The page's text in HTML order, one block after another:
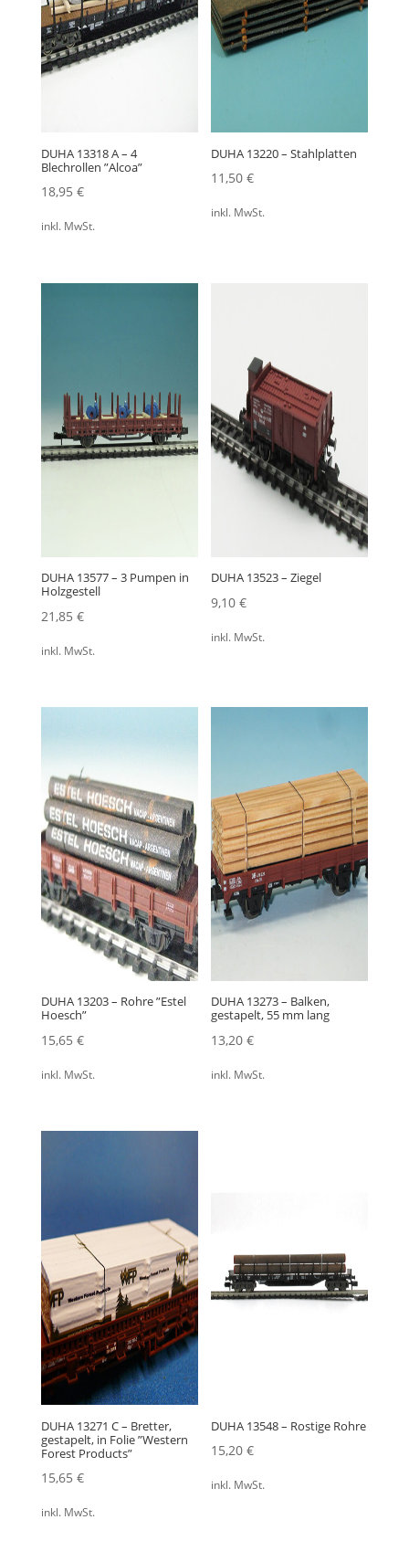
DUHA 13318 A – 4
Blechrollen ”Alcoa”
18,95 €
inkl. MwSt.
DUHA 13220 – Stahlplatten
11,50€
inkl. MwSt.
DUHA 13577 – 3 Pumpen in
Holzgestell
21,85 €
inkl. MwSt.
DUHA 13523 – Ziegel
9,10€
inkl. MwSt.
DUHA 13203 – Rohre ”Estel
Hoesch”
15,65 €
inkl. MwSt.
DUHA 13273 – Balken,
gestapelt, 55 mm lang
13,20€
inkl. MwSt.
DUHA 13271 C – Bretter,
gestapelt, in Folie ”Western
Forest Products”
15,65 €
inkl. MwSt.
DUHA 13548 – Rostige Rohre
15,20€
inkl. MwSt.